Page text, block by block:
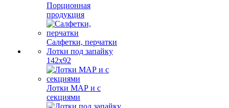
Порционная
продукция
Салфетки, перчатки
Лотки под запайку
142х92
Лотки МАР и с
секциями